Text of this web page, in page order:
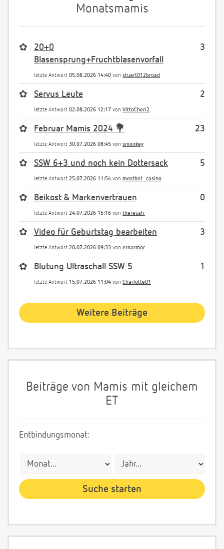
Monatsmamis
3
✿
20+0
Blasensprung+Fruchtblasenvorfall
letzte Antwort 05.08.2026 14:40 von stuart012broad
2
✿ Servus Leute
letzte Antwort 02.08.2026 12:17 von VittoCheri2
23
✿ Februar Mamis 2024 💐
letzte Antwort 30.07.2026 08:45 von smonkey
5
✿ SSW 6+3 und noch kein Dottersack
letzte Antwort 25.07.2026 11:54 von mostbet_casino
0
✿ Beikost & Markenvertrauen
letzte Antwort 24.07.2026 15:16 von theresafr
3
✿ Video für Geburtstag bearbeiten
letzte Antwort 20.07.2026 09:33 von ernarmor
1
✿ Blutung Ultraschall SSW 5
letzte Antwort 15.07.2026 11:04 von Charlotte01
Weitere Beiträge
Beiträge von Mamis mit gleichem
ET
Entbindungsmonat: